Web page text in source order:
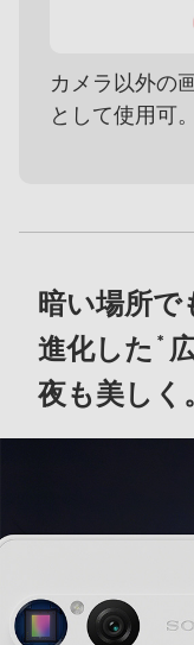
カメラ以外の
として使用可。
暗い場所で
進化した ＊
夜も美しく。